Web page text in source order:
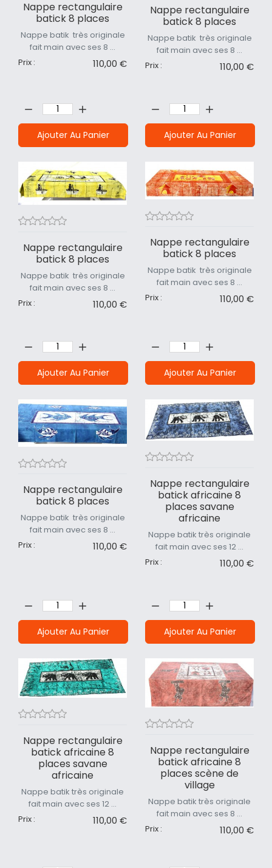
Nappe rectangulaire
batick 8 places
Nappe batik très originale
fait main avec ses 8 ...
Prix :
110,00 €
Ajouter Au Panier
Nappe rectangulaire
batick 8 places
Nappe batik très originale
fait main avec ses 8 ...
Prix :
110,00 €
Ajouter Au Panier
Nappe rectangulaire
batick 8 places
Nappe batik très originale
fait main avec ses 8 ...
Prix :
110,00 €
Ajouter Au Panier
Nappe rectangulaire
batick 8 places
Nappe batik très originale
fait main avec ses 8 ...
Prix :
110,00 €
Ajouter Au Panier
Nappe rectangulaire
batick 8 places
Nappe batik très originale
fait main avec ses 8 ...
Prix :
110,00 €
Ajouter Au Panier
Nappe rectangulaire
batick africaine 8
places savane
africaine
Nappe batik très originale
fait main avec ses 12 ...
Prix :
110,00 €
Ajouter Au Panier
Nappe rectangulaire
batick africaine 8
places savane
africaine
Nappe batik très originale
fait main avec ses 12 ...
Prix :
110,00 €
Nappe rectangulaire
batick africaine 8
places scène de
village
Nappe batik très originale
fait main avec ses 8 ...
Prix :
110,00 €